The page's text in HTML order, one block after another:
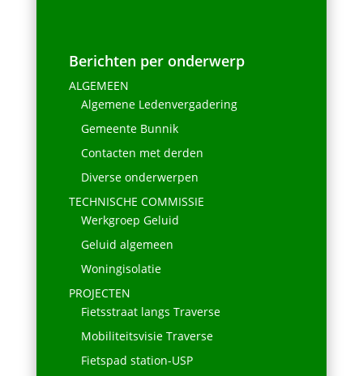
Berichten per onderwerp
ALGEMEEN
Algemene Ledenvergadering
Gemeente Bunnik
Contacten met derden
Diverse onderwerpen
TECHNISCHE COMMISSIE
Werkgroep Geluid
Geluid algemeen
Woningisolatie
PROJECTEN
Fietsstraat langs Traverse
Mobiliteitsvisie Traverse
Fietspad station-USP